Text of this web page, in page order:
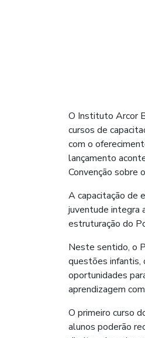
O Instituto Arcor
cursos de
com o
lançamento
Convenção sobre
A capacitação de
juventude integra
estruturação do
Neste sentido, o
questões infantis,
oportunidades
aprendizagem
O primeiro curso
alunos poderão